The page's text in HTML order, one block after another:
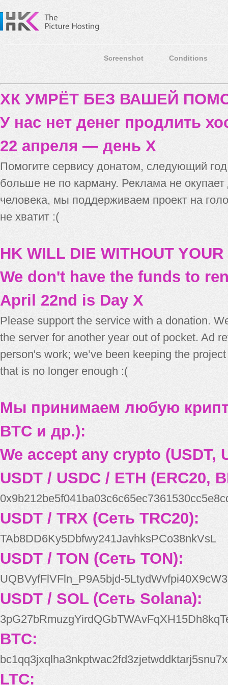
Screenshot Conditions
ХК УМРЁТ БЕЗ ВАШЕЙ
У нас нет денег продлить
22 апреля — день X
Помогите сервису донатом, следующий
больше не по карману. Реклама не
человека, мы поддерживаем проект на
не хватит :(
HK WILL DIE WITHOUT
We don't have the funds to
April 22nd is Day X
Please support the service with a donation.
the server for another year out of pocket. Ad
person's work; we’ve been keeping the
that is no longer enough :(
Мы принимаем любую
BTC и др.):
We accept any crypto (USDT,
USDT / USDC / ETH (ERC20,
USDT / TRX (Сеть TRC20):
TAb8DD6Ky5Dbfwy241JavhksPCo38nkVsL
USDT / TON (Сеть TON):
UQBVyfFlVFln_P9A5bjd-
USDT / SOL (Сеть Solana):
BTC:
bc1qq3jxqlha3nkptwac2fd3zjetwddktarj5snu7x
LTC: